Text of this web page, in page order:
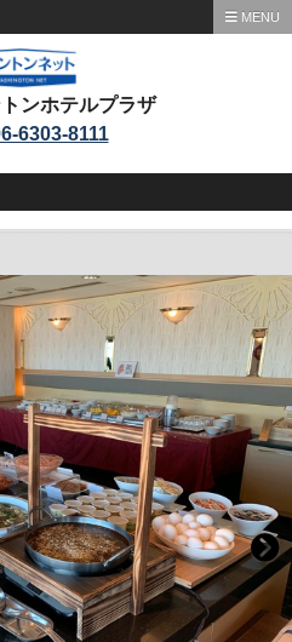
MENU
ンホテルプラザ
6303-8111